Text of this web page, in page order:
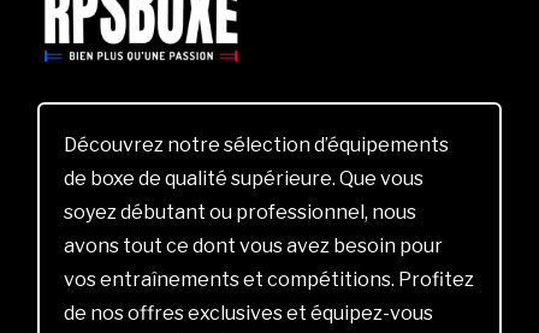
Découvrez notre sélection d’équipements
de boxe de qualité supérieure. Que vous
soyez débutant ou professionnel, nous
avons tout ce dont vous avez besoin pour
vos entraînements et compétitions. Profitez
de nos offres exclusives et équipez-vous